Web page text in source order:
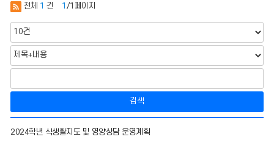
전체 1 건 1 /1페이지
검색
양
2024학년 식생활지도 및 영양상담 운영계획